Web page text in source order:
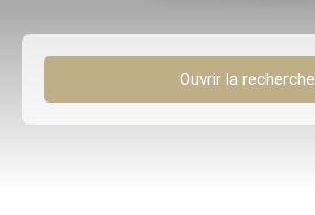
Ouvrir la recherche